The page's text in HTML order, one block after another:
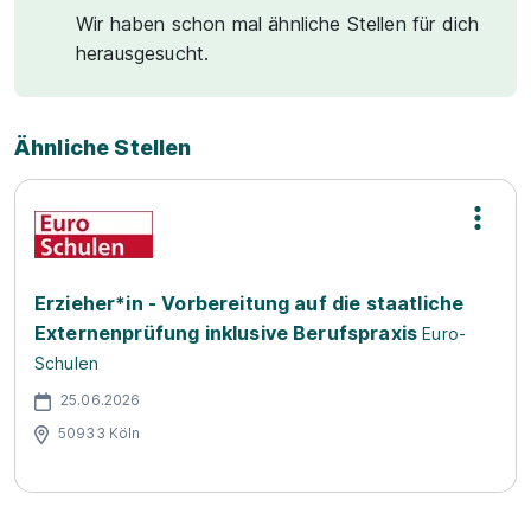
Wir haben schon mal ähnliche Stellen für dich
herausgesucht.
Ähnliche Stellen
Erzieher*in - Vorbereitung auf die staatliche
Externenprüfung inklusive Berufspraxis Euro-
Schulen
25.06.2026
50933 Köln